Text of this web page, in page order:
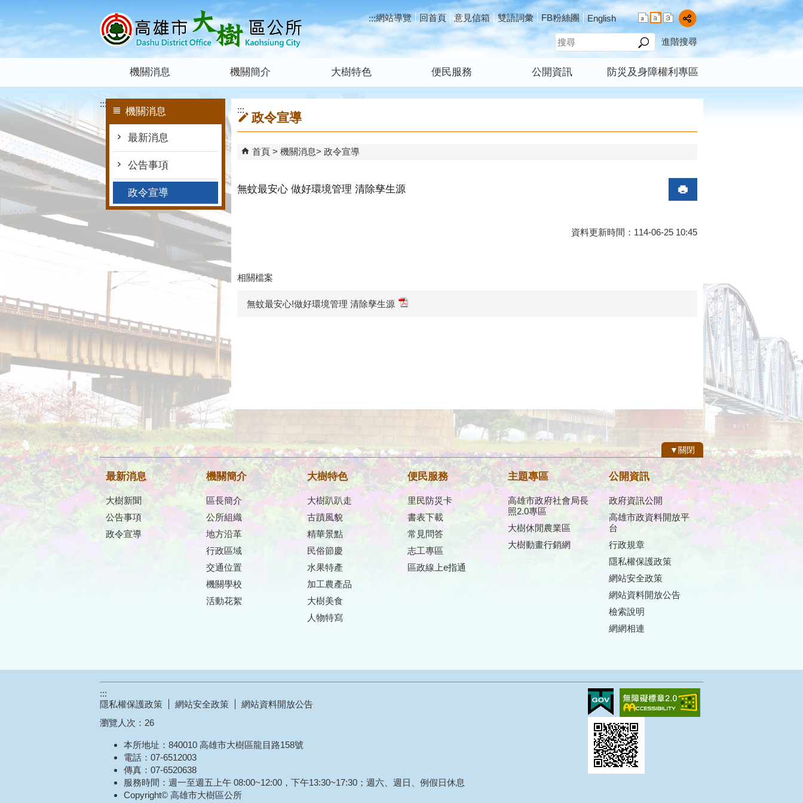
跳到主要內容區塊
:::網站導覽 回首頁 意見信箱 雙語詞彙 FB粉絲團 English
進階搜尋
機關消息 機關簡介 大樹特色 便民服務 公開資訊 防災及身障權利專區
:::
機關消息
最新消息
公告事項
政令宣導
:::
政令宣導
首頁 機關消息 政令宣導
無蚊最安心 做好環境管理 清除孳生源
資料更新時間：114-06-25 10:45
相關檔案
無蚊最安心!做好環境管理 清除孳生源
▼關閉
最新消息
大樹新聞
公告事項
政令宣導
機關簡介
區長簡介
公所組織
地方沿革
行政區域
交通位置
機關學校
活動花絮
大樹特色
大樹趴趴走
古蹟風貌
精華景點
民俗節慶
水果特產
加工農產品
大樹美食
人物特寫
便民服務
里民防災卡
書表下載
常見問答
志工專區
區政線上e指通
主題專區
高雄市政府社會局長
照2.0專區
大樹休閒農業區
大樹動畫行銷網
公開資訊
政府資訊公開
高雄市政資料開放平
台
行政規章
隱私權保護政策
網站安全政策
網站資料開放公告
檢索說明
網網相連
:::
隱私權保護政策
網站安全政策
網站資料開放公告
瀏覽人次： 26
本所地址：840010 高雄市大樹區龍目路158號
電話：07-6512003
傳真：07-6520638
服務時間：週一至週五上午 08:00~12:00，下午13:30~17:30；週六、週日、例假日休息
Copyright© 高雄市大樹區公所